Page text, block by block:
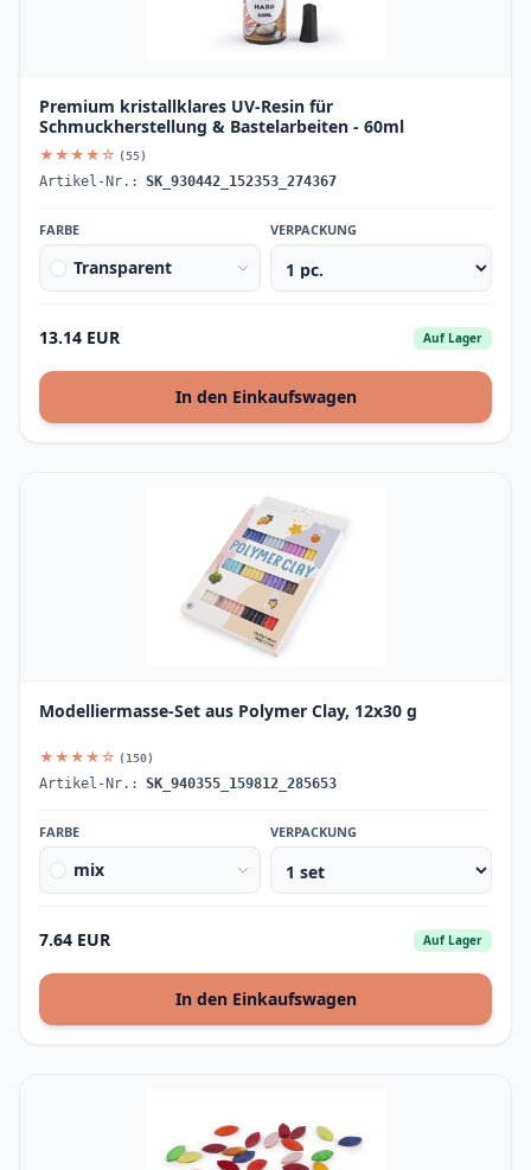
Premium kristallklares UV-Resin für
Schmuckherstellung & Bastelarbeiten - 60ml
★★★★☆ (55)
Artikel-Nr.: SK_930442_152353_274367
FARBE
Transparent
VERPACKUNG
13.14 EUR Auf Lager
In den Einkaufswagen
Modelliermasse-Set aus Polymer Clay, 12x30 g
★★★★☆ (150)
Artikel-Nr.: SK_940355_159812_285653
FARBE
mix
VERPACKUNG
7.64 EUR Auf Lager
In den Einkaufswagen